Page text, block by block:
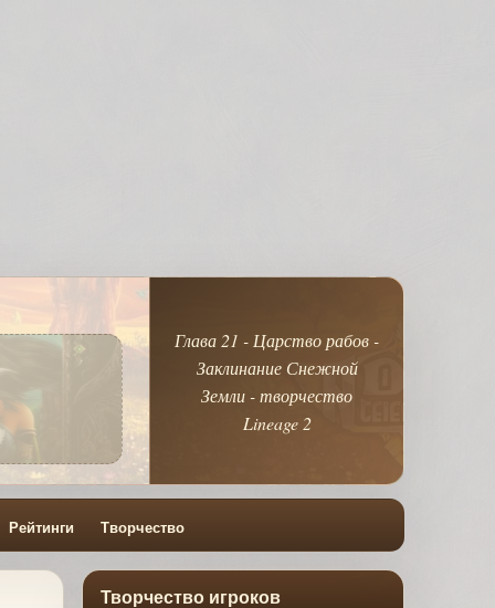
Глава 21 - Царство рабов -
Заклинание Снежной
Земли - творчество
Lineage 2
Рейтинги Творчество
Творчество игроков